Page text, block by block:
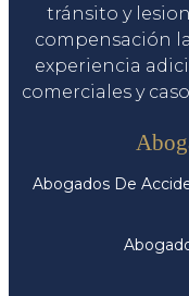
tránsito y
compensación
experiencia
comerciales y
Abogados De